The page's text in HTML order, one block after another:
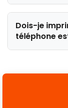
Dois-je
téléphone